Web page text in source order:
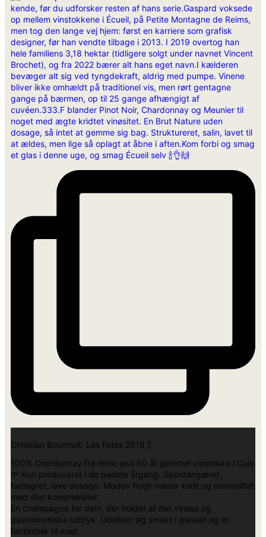
Christian Bourmalt, Les Fetes 2018 🍾
100% Chardonnay fra mere end 60 år gammel vinstokke i Cuis
🌱 Kun produceret i de bedste årgang. Spontangæret,
fadlagret, lave dosage. Moden frugt møder kridt og mineralitet
med stor kompleksitet.
En champagne for dem, der holder af det vinøse og
gastronomiske udtryk. Udvikler sig smukt i glasset og er
fantastisk til mad.